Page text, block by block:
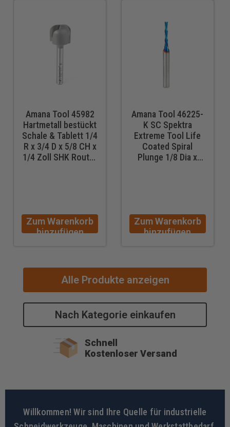
Amana Tool 45982
Hartmetall bestückt
Schale & Tablett 1/4
R x 3/4 D x 5/8 CH x
1/4 Zoll SHK Router
Zum Warenkorb
hinzufügen
Amana Tool 46225-
K SC Spektra
Extreme Tool Life
Coated Spiral
Plunge 1/8 Dia x
Zum Warenkorb
hinzufügen
Alle Produkte anzeigen
Nach Kategorie einkaufen
Schnell
Kostenloser Versand
Willkommen! Wir sind Ihre Quelle für industrielle